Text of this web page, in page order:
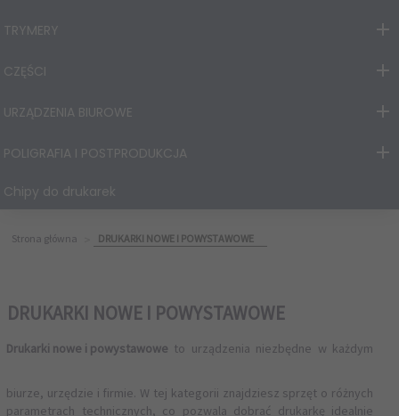
TRYMERY
CZĘŚCI
URZĄDZENIA BIUROWE
POLIGRAFIA I POSTPRODUKCJA
Chipy do drukarek
Strona główna DRUKARKI NOWE I POWYSTAWOWE
DRUKARKI NOWE I POWYSTAWOWE
Drukarki nowe i powystawowe to urządzenia niezbędne w każdym
biurze, urzędzie i firmie. W tej kategorii znajdziesz sprzęt o różnych
parametrach technicznych, co pozwala dobrać drukarkę idealnie